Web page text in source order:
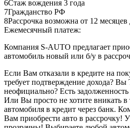
6Стаж вождения 3 года
7Гражданство РФ
8Рассрочка возможна от 12 месяцев
Ежемесячный платеж:
Компания S-AUTO предлагает
автомобиль новый или б/у в
Если Вам отказали в кредите на
требует подтверждение дохода? Вы
неофициально? Есть
Или Вы просто не хотите вникать
автомобиля в кредит через банк.
Вам приобрести авто в рассрочку!